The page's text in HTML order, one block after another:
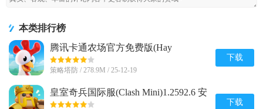
本类排行榜
腾讯卡通农场官方免费版(Hay
Day)v1.71.1 安卓最新版
策略塔防 / 278.9M / 25-12-19
下载
皇室奇兵国际服(Clash Mini)1.2592.6 安
卓最新版
下载